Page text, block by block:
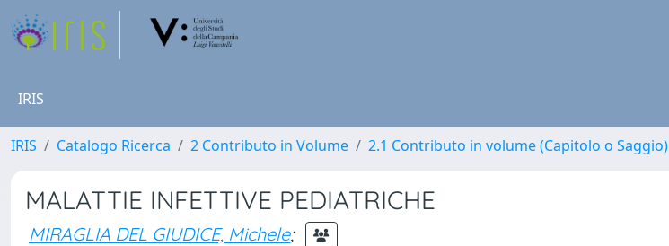
IRIS
IRIS Catalogo Ricerca 2 Contributo in Volume 2.1 Contributo in volume (Capitolo o Saggio)
MALATTIE INFETTIVE PEDIATRICHE
MIRAGLIA DEL GIUDICE, Michele;